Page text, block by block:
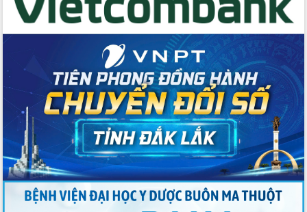
Đẩy mạnh cải cách hành chính, quyết
tâm đạt được mục tiêu tăng trưởng
hai con số trong năm 2026
Tổ chức trang trọng Lễ hội Đền thờ
Lương Văn Chánh năm 2026
Phó Bí thư Tỉnh ủy Đắk Lắk Đỗ Hữu
Huy giữ chức Bí thư Đảng ủy Ủy Ban
Nhân dân tỉnh
Bệnh án điện tử thúc đẩy chuyển đổi
số y tế tại Đắk Lắk
Chuyển đổi số thư viện: Mở rộng
không gian tri thức trong thời đại số
Đánh giá, rút kinh nghiệm công tác tổ
chức diễn tập trước ngày bầu cử